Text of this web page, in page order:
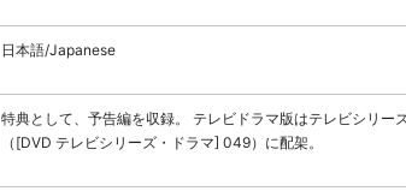
日本語/Japanese
特典として、予告編を収録。 テレビドラマ版はテレビシリー
（[DVD テレビシリーズ・ドラマ] 049）に配架。